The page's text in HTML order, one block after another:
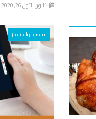
كانون الأول 26, 2020
اقتصاد واستثمار